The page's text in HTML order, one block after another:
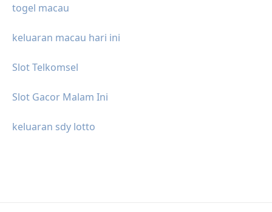
togel macau
keluaran macau hari ini
Slot Telkomsel
Slot Gacor Malam Ini
keluaran sdy lotto